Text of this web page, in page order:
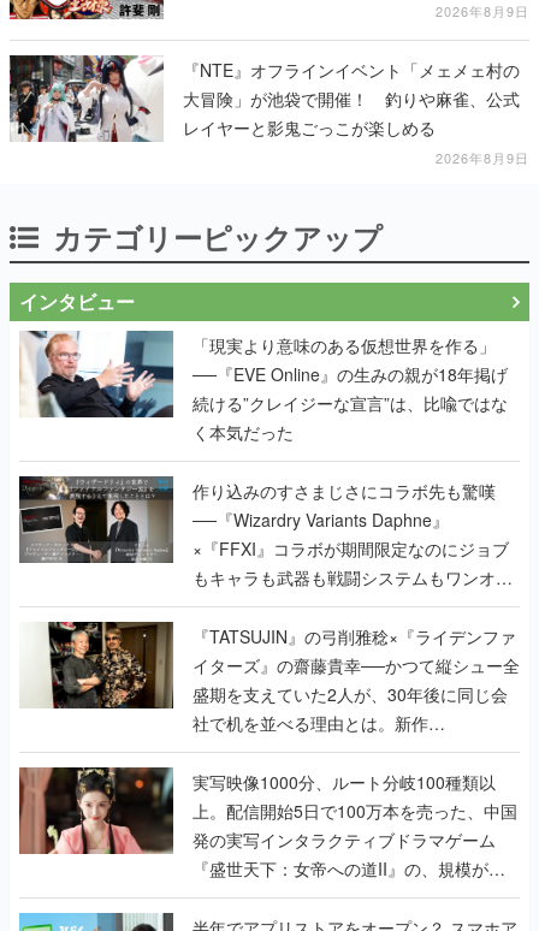
2026年8月9日
『NTE』オフラインイベント「メェメェ村の
大冒険」が池袋で開催！ 釣りや麻雀、公式
レイヤーと影鬼ごっこが楽しめる
2026年8月9日
カテゴリーピックアップ
インタビュー
「現実より意味のある仮想世界を作る」
──『EVE Online』の生みの親が18年掲げ
続ける”クレイジーな宣言”は、比喩ではな
く本気だった
作り込みのすさまじさにコラボ先も驚嘆
──『Wizardry Variants Daphne』
×『FFXI』コラボが期間限定なのにジョブ
もキャラも武器も戦闘システムもワンオフ
で作り込まれた理由を両ディレクターに聞
く
『TATSUJIN』の弓削雅稔×『ライデンファ
イターズ』の齋藤貴幸──かつて縦シュー全
盛期を支えていた2人が、30年後に同じ会
社で机を並べる理由とは。新作
『TATSUJIN EXTREME』で初タッグを組
んだレジェンド2人に訊く開発秘話
実写映像1000分、ルート分岐100種類以
上。配信開始5日で100万本を売った、中国
発の実写インタラクティブドラマゲーム
『盛世天下：女帝への道II』の、規模が違
うこだわりをプロデューサーに聞いた